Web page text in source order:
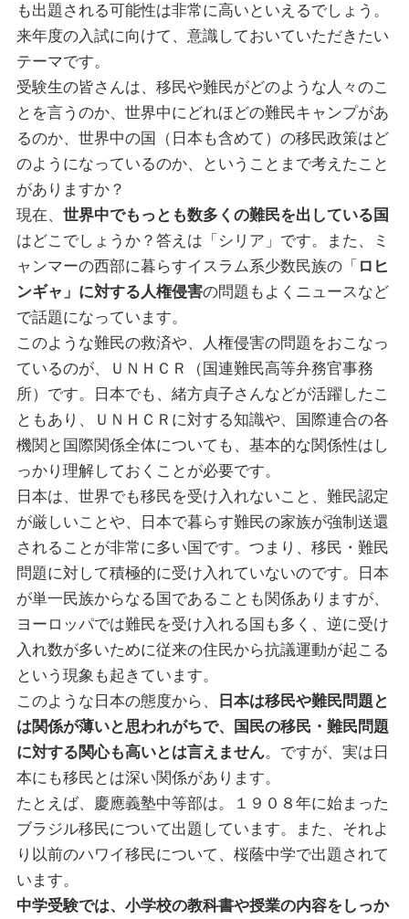
も出題される可能性は非常に高いといえるでしょう。
来年度の入試に向けて、意識しておいていただきたい
テーマです。
受験生の皆さんは、移民や難民がどのような人々のこ
とを言うのか、世界中にどれほどの難民キャンプがあ
るのか、世界中の国（日本も含めて）の移民政策はど
のようになっているのか、ということまで考えたこと
がありますか？
現在、 世界中でもっとも数多くの難民を出している国
はどこでしょうか？答えは「シリア」です。また、ミ
ャンマーの西部に暮らすイスラム系少数民族の「 ロヒ
ンギャ」に対する人権侵害の問題もよくニュースなど
で話題になっています。
このような難民の救済や、人権侵害の問題をおこなっ
ているのが、ＵＮＨＣＲ（国連難民高等弁務官事務
所）です。日本でも、緒方貞子さんなどが活躍したこ
ともあり、ＵＮＨＣＲに対する知識や、国際連合の各
機関と国際関係全体についても、基本的な関係性はし
っかり理解しておくことが必要です。
日本は、世界でも移民を受け入れないこと、難民認定
が厳しいことや、日本で暮らす難民の家族が強制送還
されることが非常に多い国です。つまり、移民・難民
問題に対して積極的に受け入れていないのです。日本
が単一民族からなる国であることも関係ありますが、
ヨーロッパでは難民を受け入れる国も多く、逆に受け
入れ数が多いために従来の住民から抗議運動が起こる
という現象も起きています。
このような日本の態度から、
日本は移民や難民問題と
は関係が薄いと思われがちで、国民の移民・難民問題
に対する関心も高いとは言えません。ですが、実は日
本にも移民とは深い関係があります。
たとえば、慶應義塾中等部は。１９０８年に始まった
ブラジル移民について出題しています。また、それよ
り以前のハワイ移民について、桜蔭中学で出題されて
います。
中学受験では、小学校の教科書や授業の内容をしっか